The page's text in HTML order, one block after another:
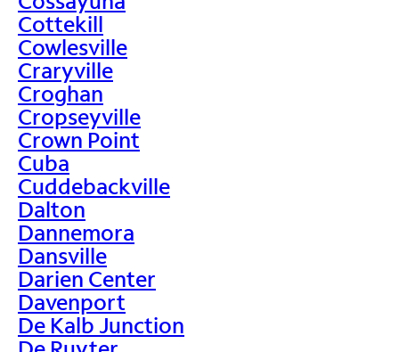
Cottekill
Cowlesville
Craryville
Croghan
Cropseyville
Crown Point
Cuba
Cuddebackville
Dalton
Dannemora
Dansville
Darien Center
Davenport
De Kalb Junction